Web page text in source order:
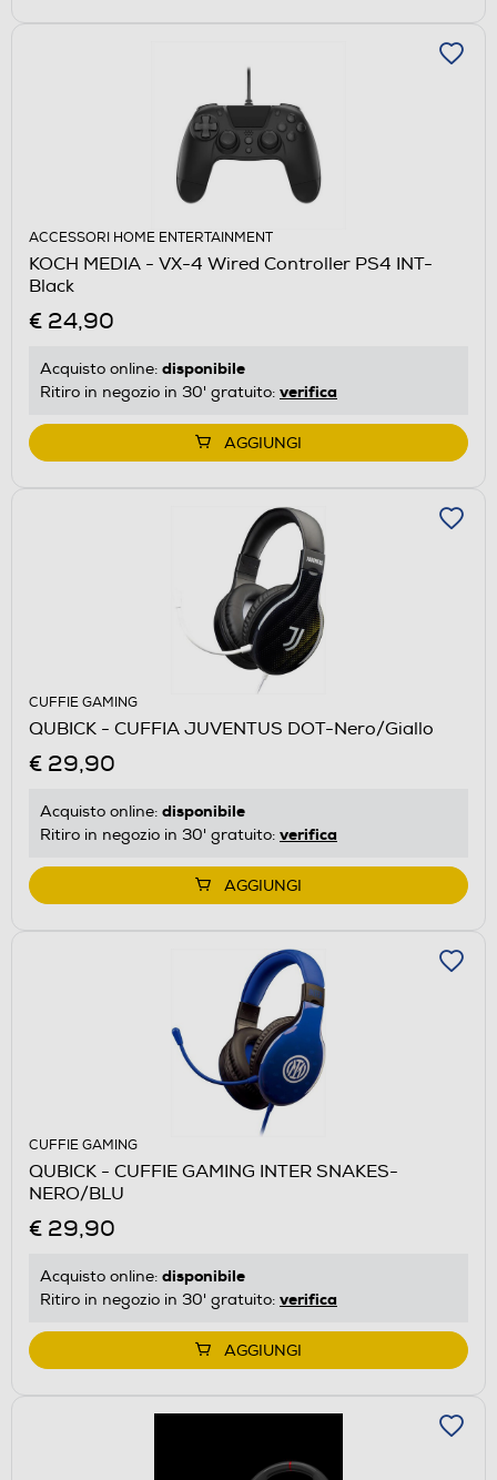
ACCESSORI HOME ENTERTAINMENT
KOCH MEDIA - VX-4 Wired Controller PS4 INT-
Black
€ 24,90
Acquisto online: disponibile
Ritiro in negozio in 30' gratuito: verifica
AGGIUNGI
CUFFIE GAMING
QUBICK - CUFFIA JUVENTUS DOT-Nero/Giallo
€ 29,90
Acquisto online: disponibile
Ritiro in negozio in 30' gratuito: verifica
AGGIUNGI
CUFFIE GAMING
QUBICK - CUFFIE GAMING INTER SNAKES-
NERO/BLU
€ 29,90
Acquisto online: disponibile
Ritiro in negozio in 30' gratuito: verifica
AGGIUNGI